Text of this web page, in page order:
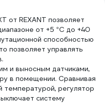
от REXANT позволяет
от +5 °C до +40
способностью
позволяет управлять
и выносным датчиками,
в помещении. Сравнивая
температурой, регулятор
систему